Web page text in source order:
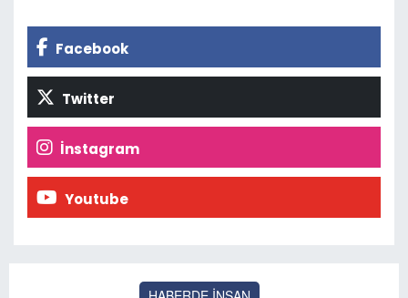
Facebook
Twitter
İnstagram
Youtube